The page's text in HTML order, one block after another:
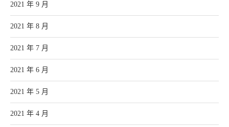
2021 年 9 月
2021 年 8 月
2021 年 7 月
2021 年 6 月
2021 年 5 月
2021 年 4 月